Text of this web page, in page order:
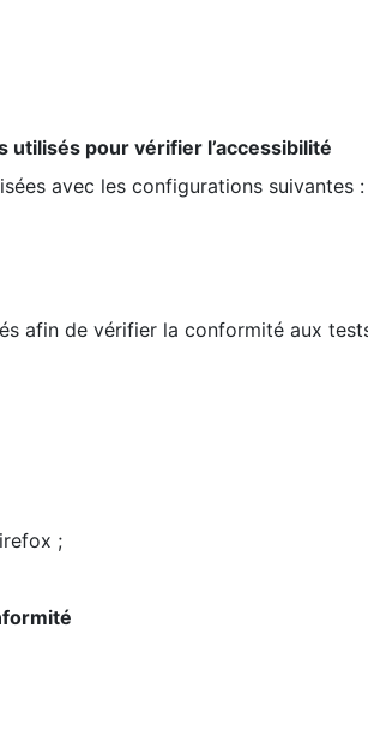
utilisés pour vérifier l’accessibilité
avec les configurations suivantes :
afin de vérifier la conformité aux
;